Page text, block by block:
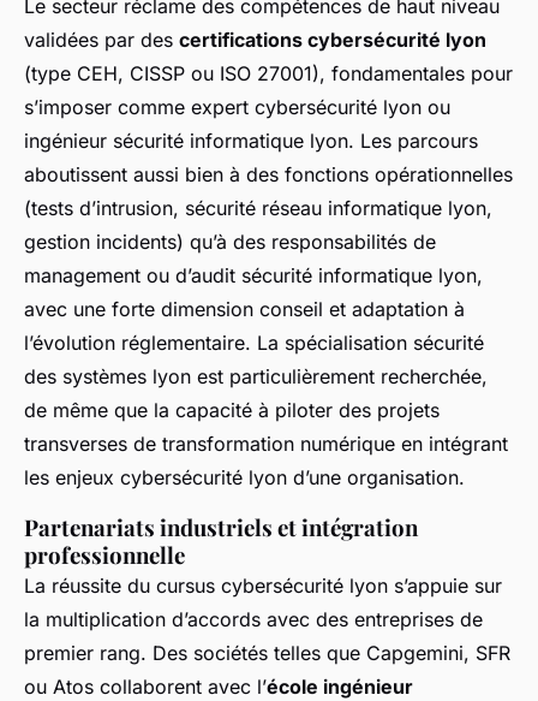
Le secteur réclame des compétences de haut niveau
validées par des certifications cybersécurité lyon
(type CEH, CISSP ou ISO 27001), fondamentales pour
s’imposer comme expert cybersécurité lyon ou
ingénieur sécurité informatique lyon. Les parcours
aboutissent aussi bien à des fonctions opérationnelles
(tests d’intrusion, sécurité réseau informatique lyon,
gestion incidents) qu’à des responsabilités de
management ou d’audit sécurité informatique lyon,
avec une forte dimension conseil et adaptation à
l’évolution réglementaire. La spécialisation sécurité
des systèmes lyon est particulièrement recherchée,
de même que la capacité à piloter des projets
transverses de transformation numérique en intégrant
les enjeux cybersécurité lyon d’une organisation.
Partenariats industriels et intégration
professionnelle
La réussite du cursus cybersécurité lyon s’appuie sur
la multiplication d’accords avec des entreprises de
premier rang. Des sociétés telles que Capgemini, SFR
ou Atos collaborent avec l’école ingénieur